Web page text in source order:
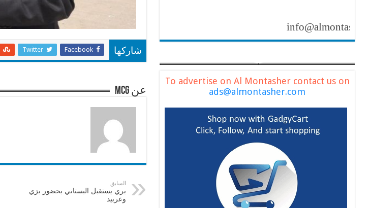
شاركها Facebook
Twitter
عن mcg
السابق
بري يستقبل البستاني بحضور بزي
وعربيد
info@almontasher.com
To advertise on Al Montasher contact us on
ads@almontasher.com